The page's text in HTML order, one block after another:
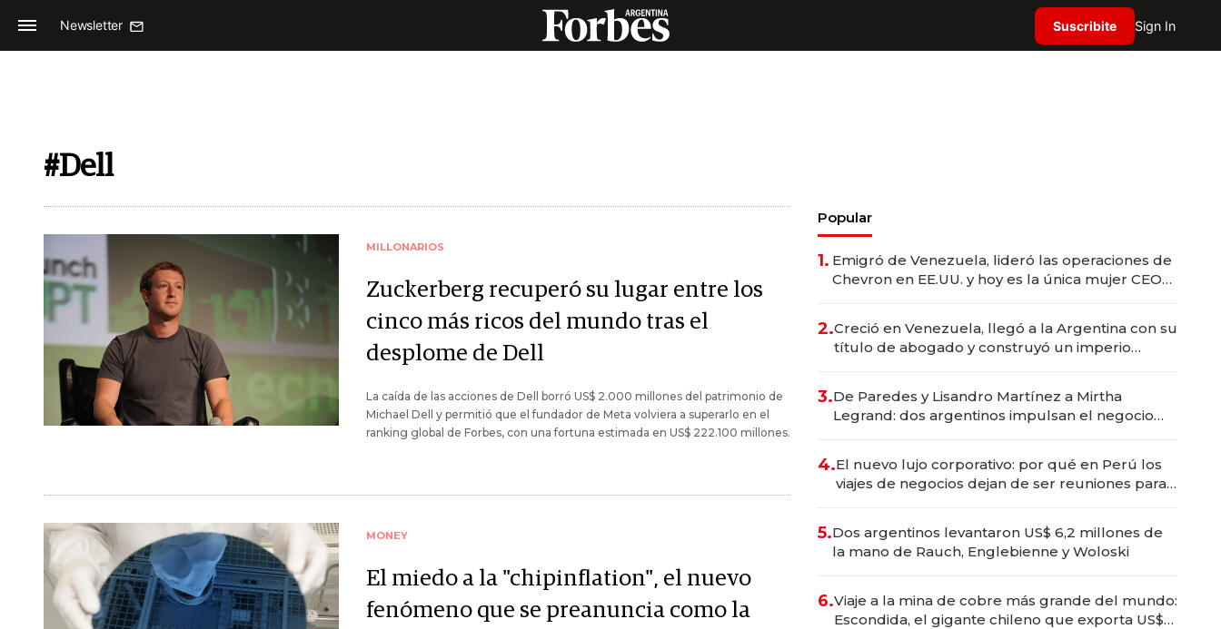
Newsletter Suscribite Sign In
#Dell
MILLONARIOS
Zuckerberg recuperó su lugar entre los
cinco más ricos del mundo tras el
desplome de Dell
La caída de las acciones de Dell borró US$ 2.000 millones del patrimonio de
Michael Dell y permitió que el fundador de Meta volviera a superarlo en el
ranking global de Forbes, con una fortuna estimada en US$ 222.100 millones.
MONEY
El miedo a la "chipinflation", el nuevo
fenómeno que se preanuncia como la
Popular
1. Emigró de Venezuela, lideró las operaciones de
Chevron en EE.UU. y hoy es la única mujer CEO
2.Creció en Venezuela, llegó a la Argentina con su
título de abogado y construyó un imperio
3.De Paredes y Lisandro Martínez a Mirtha
Legrand: dos argentinos impulsan el negocio
4.El nuevo lujo corporativo: por qué en Perú los
viajes de negocios dejan de ser reuniones para
5.Dos argentinos levantaron US$ 6,2 millones de
la mano de Rauch, Englebienne y Woloski
6.Viaje a la mina de cobre más grande del mundo:
Escondida, el gigante chileno que exporta US$